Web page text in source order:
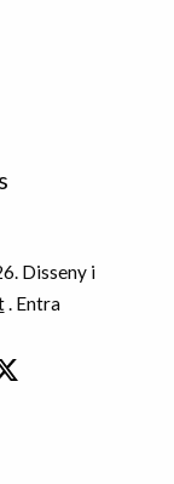
Disseny i
. Entra